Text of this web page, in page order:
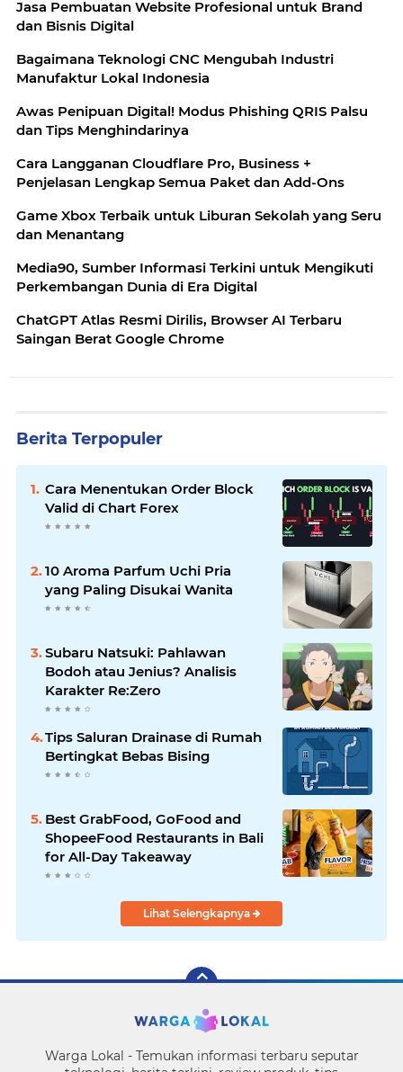
Jasa Pembuatan Website Profesional untuk Brand
dan Bisnis Digital
Bagaimana Teknologi CNC Mengubah Industri
Manufaktur Lokal Indonesia
Awas Penipuan Digital! Modus Phishing QRIS Palsu
dan Tips Menghindarinya
Cara Langganan Cloudflare Pro, Business +
Penjelasan Lengkap Semua Paket dan Add-Ons
Game Xbox Terbaik untuk Liburan Sekolah yang Seru
dan Menantang
Media90, Sumber Informasi Terkini untuk Mengikuti
Perkembangan Dunia di Era Digital
ChatGPT Atlas Resmi Dirilis, Browser AI Terbaru
Saingan Berat Google Chrome
Berita Terpopuler
Cara Menentukan Order Block
Valid di Chart Forex
10 Aroma Parfum Uchi Pria
yang Paling Disukai Wanita
Subaru Natsuki: Pahlawan
Bodoh atau Jenius? Analisis
Karakter Re:Zero
Tips Saluran Drainase di Rumah
Bertingkat Bebas Bising
Best GrabFood, GoFood and
ShopeeFood Restaurants in Bali
for All-Day Takeaway
Lihat Selengkapnya
Warga Lokal - Temukan informasi terbaru seputar